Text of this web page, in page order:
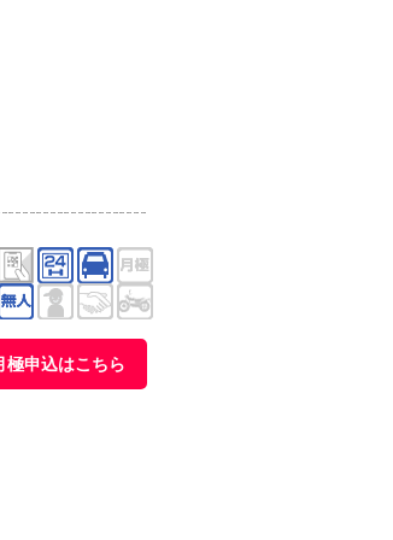
極申込はこちら